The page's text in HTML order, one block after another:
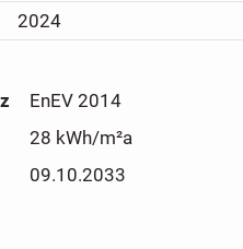
allen Wohn- und
der edel in der Optik
Stahlduschwanne mit
werden.
einigen Einheiten eine
2024
EnEV 2014
28 kWh/m²a
09.10.2033